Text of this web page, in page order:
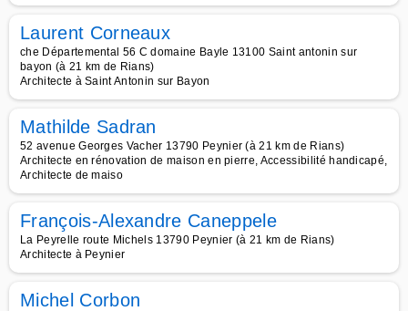
Laurent Corneaux
che Départemental 56 C domaine Bayle 13100 Saint antonin sur
bayon (à 21 km de Rians)
Architecte à Saint Antonin sur Bayon
Mathilde Sadran
52 avenue Georges Vacher 13790 Peynier (à 21 km de Rians)
Architecte en rénovation de maison en pierre, Accessibilité handicapé,
Architecte de maiso
François-Alexandre Caneppele
La Peyrelle route Michels 13790 Peynier (à 21 km de Rians)
Architecte à Peynier
Michel Corbon